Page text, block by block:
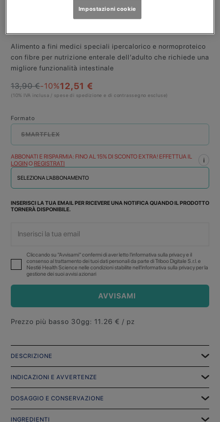
ENERGY FIBRE
Alimento a fini medici speciali ipercalorico e normoproteico
con fibre per nutrizione enterale dell’adulto che richiede una
migliore funzionalità intestinale
12,51 €
13,90 €-10%
(10% IVA inclusa / spese di spedizione e di contrassegno escluse)
Formato
SMARTFLEX
ABBONATI E RISPARMIA: FINO AL 15% DI SCONTO EXTRA! EFFETTUA IL
LOGINO REGISTRATI i
SELEZIONA L'ABBONAMENTO
INSERISCI LA TUA EMAIL PER RICEVERE UNA NOTIFICA QUANDO IL PRODOTTO
TORNERÀ DISPONIBILE.
Cliccando su "Avvisami" confermi di aver letto l'informativa sulla privacy e il
consenso al trattamento dei tuoi dati personali da parte di Triboo Digitale S.r.l. e
Nestlé Health Science nelle condizioni stabilite nell'informativa sulla privacy per la
gestione dei suoi avvisi azionari
AVVISAMI
Prezzo più basso 30gg: 11.26 € / pz
DESCRIZIONE
INDICAZIONI E AVVERTENZE
DOSAGGIO E CONSERVAZIONE
INGREDIENTI
Impostazioni cookie